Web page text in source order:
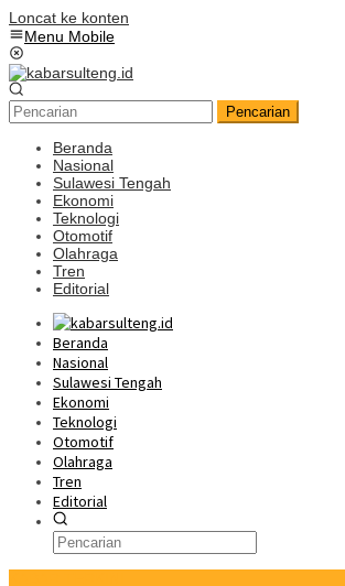
Loncat ke konten
Menu Mobile
Pencarian
Beranda
Nasional
Sulawesi Tengah
Ekonomi
Teknologi
Otomotif
Olahraga
Tren
Editorial
Beranda
Nasional
Sulawesi Tengah
Ekonomi
Teknologi
Otomotif
Olahraga
Tren
Editorial